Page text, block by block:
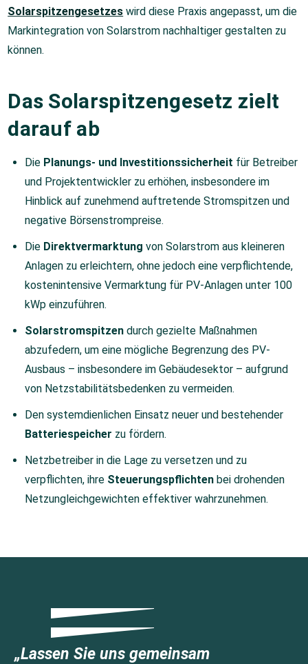
Solarspitzengesetzes wird diese Praxis angepasst, um die
Markintegration von Solarstrom nachhaltiger gestalten zu
können.
Das Solarspitzengesetz zielt
darauf ab
Die Planungs- und Investitionssicherheit für Betreiber
und Projektentwickler zu erhöhen, insbesondere im
Hinblick auf zunehmend auftretende Stromspitzen und
negative Börsenstrompreise.
Die Direktvermarktung von Solarstrom aus kleineren
Anlagen zu erleichtern, ohne jedoch eine verpflichtende,
kostenintensive Vermarktung für PV-Anlagen unter 100
kWp einzuführen.
Solarstromspitzen durch gezielte Maßnahmen
abzufedern, um eine mögliche Begrenzung des PV-
Ausbaus – insbesondere im Gebäudesektor – aufgrund
von Netzstabilitätsbedenken zu vermeiden.
Den systemdienlichen Einsatz neuer und bestehender
Batteriespeicher zu fördern.
Netzbetreiber in die Lage zu versetzen und zu
verpflichten, ihre Steuerungspflichten bei drohenden
Netzungleichgewichten effektiver wahrzunehmen.
„Lassen Sie uns gemeinsam